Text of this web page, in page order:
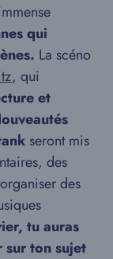
qui
La scéno
, qui
et
seront mis
des
des
tu auras
ton sujet